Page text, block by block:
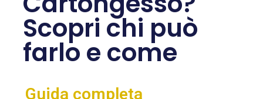
Scopri chi può
farlo e come
Guida completa